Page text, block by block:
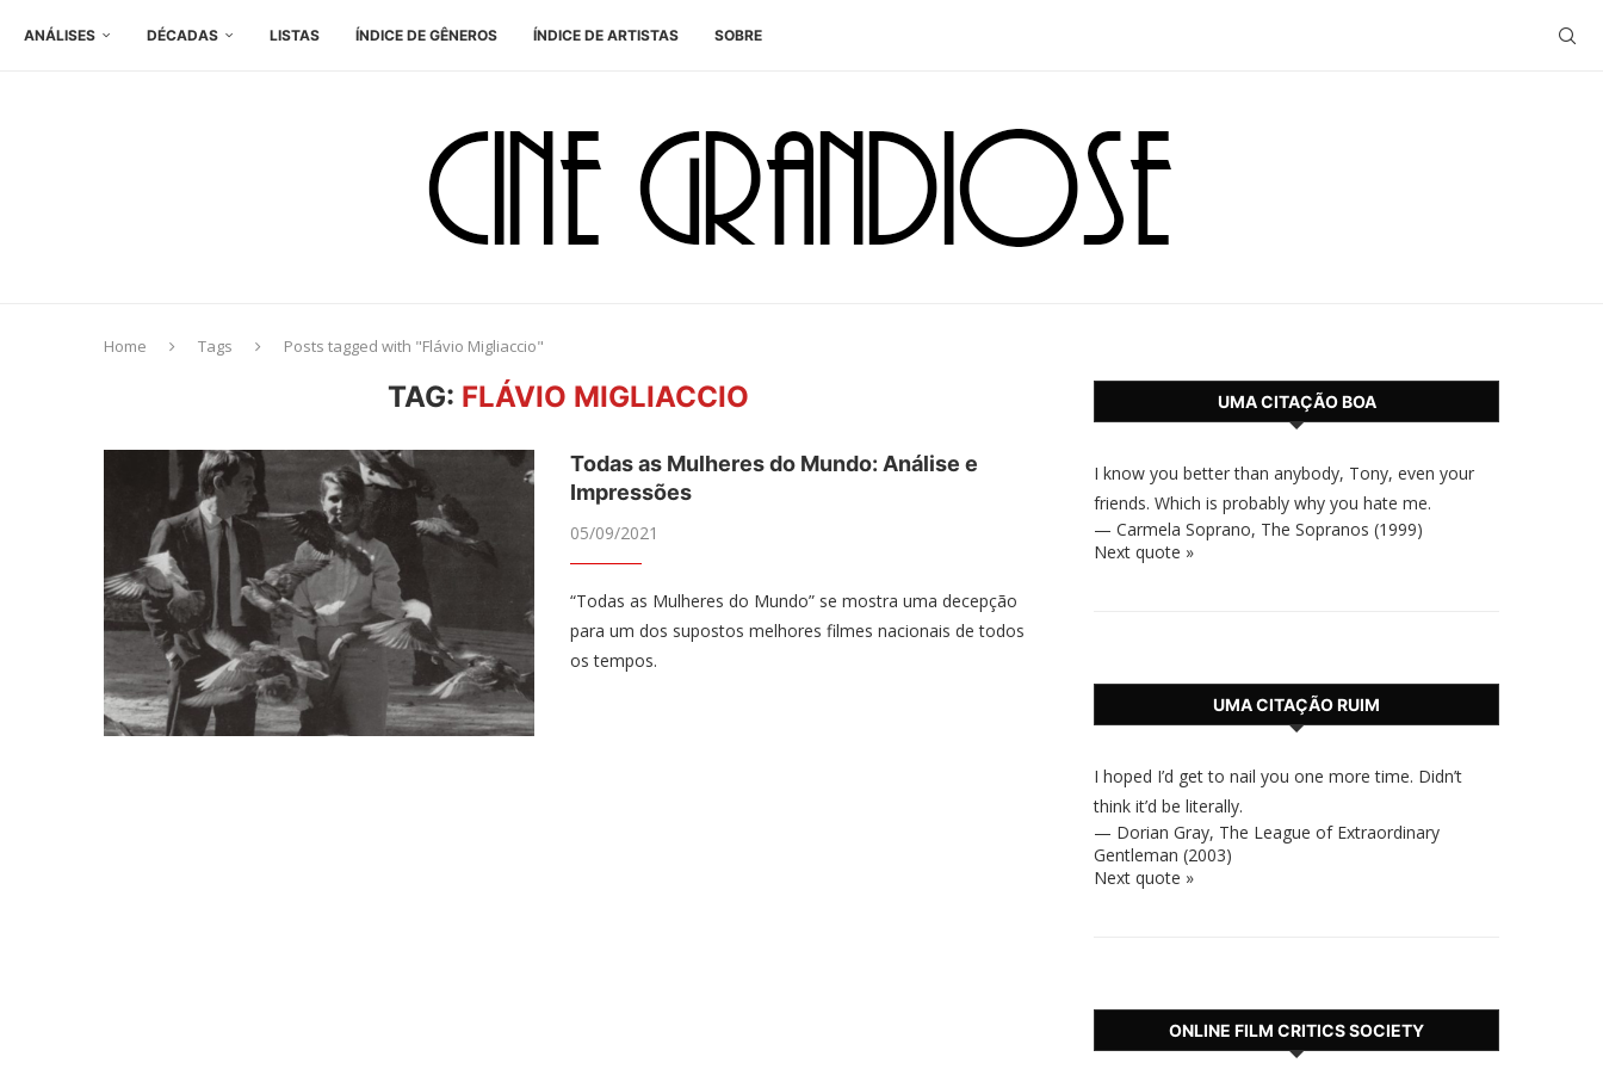
ANÁLISES DÉCADAS LISTAS ÍNDICE DE GÊNEROS ÍNDICE DE ARTISTAS SOBRE
Home Tags Posts tagged with "Flávio Migliaccio"
TAG: FLÁVIO MIGLIACCIO
Todas as Mulheres do Mundo: Análise e
Impressões
05/09/2021
“Todas as Mulheres do Mundo” se mostra uma decepção
para um dos supostos melhores filmes nacionais de todos
os tempos.
UMA CITAÇÃO BOA
I know you better than anybody, Tony, even your
friends. Which is probably why you hate me.
— Carmela Soprano, The Sopranos (1999)
Next quote »
UMA CITAÇÃO RUIM
I hoped I’d get to nail you one more time. Didn’t
think it’d be literally.
— Dorian Gray, The League of Extraordinary
Gentleman (2003)
Next quote »
ONLINE FILM CRITICS SOCIETY